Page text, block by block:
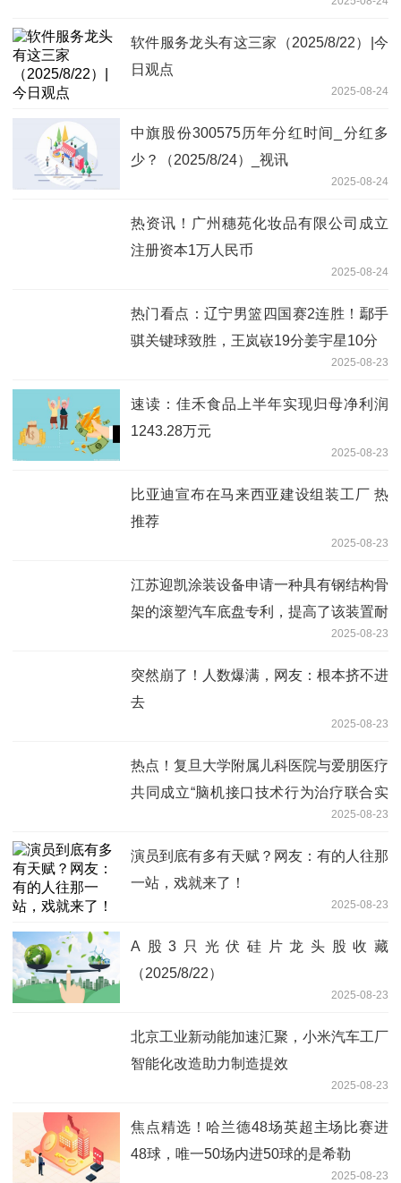
软件服务龙头有这三家（2025/8/22）|今
日观点
2025-08-24
中旗股份300575历年分红时间_分红多
少？（2025/8/24）_视讯
2025-08-24
热资讯！广州穗苑化妆品有限公司成立
注册资本1万人民币
2025-08-24
热门看点：辽宁男篮四国赛2连胜！鄢手
骐关键球致胜，王岚嵚19分姜宇星10分
2025-08-23
速读：佳禾食品上半年实现归母净利润
1243.28万元
2025-08-23
比亚迪宣布在马来西亚建设组装工厂 热
推荐
2025-08-23
江苏迎凯涂装设备申请一种具有钢结构骨
架的滚塑汽车底盘专利，提高了该装置耐
2025-08-23
突然崩了！人数爆满，网友：根本挤不进
去
2025-08-23
热点！复旦大学附属儿科医院与爱朋医疗
共同成立“脑机接口技术行为治疗联合实
2025-08-23
演员到底有多有天赋？网友：有的人往那
一站，戏就来了！
2025-08-23
A股3只光伏硅片龙头股收藏
（2025/8/22）
2025-08-23
北京工业新动能加速汇聚，小米汽车工厂
智能化改造助力制造提效
2025-08-23
焦点精选！哈兰德48场英超主场比赛进
48球，唯一50场内进50球的是希勒
2025-08-23